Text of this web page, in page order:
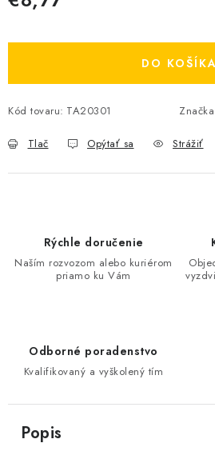
DO KOŠÍKA
Kód tovaru: TA20301
Tlač Opýtať sa Strážiť
Rýchle doručenie
Naším rozvozom alebo kuriérom
priamo ku Vám
Odborné poradenstvo
Kvalifikovaný a vyškolený tím
Popis